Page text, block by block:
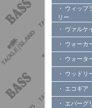
・ ウィップ
リー
・ ヴァルケ
・ ウォーカ
・ ウォータ
・ ウッドリ
・ エコギア
・ エバーグ